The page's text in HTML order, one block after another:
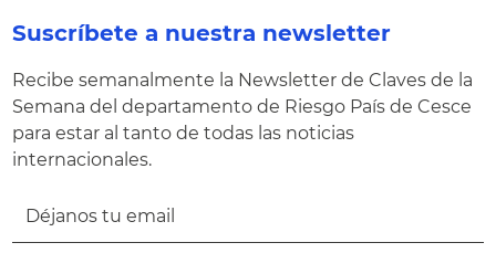
Suscríbete a nuestra newsletter
Recibe semanalmente la Newsletter de Claves de la
Semana del departamento de Riesgo País de Cesce
para estar al tanto de todas las noticias
internacionales.